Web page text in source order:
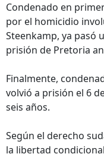
Condenado en
por el homicidio
Steenkamp, ya pasó
prisión de Pretoria
Finalmente,
volvió a prisión el 6
seis años.
Según el derecho
la libertad